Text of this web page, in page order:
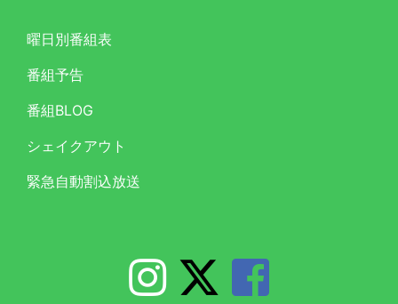
曜日別番組表
番組予告
番組BLOG
シェイクアウト
緊急自動割込放送